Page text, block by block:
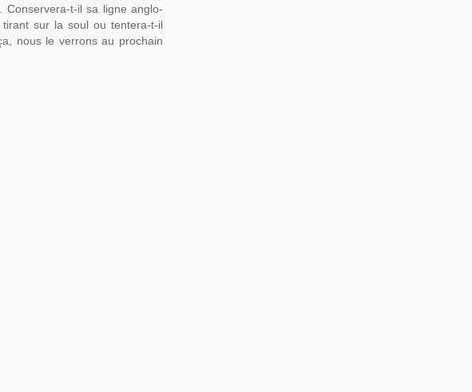
t-il sa ligne anglo-
sur la soul ou tentera-t-il
nous le verrons au prochain